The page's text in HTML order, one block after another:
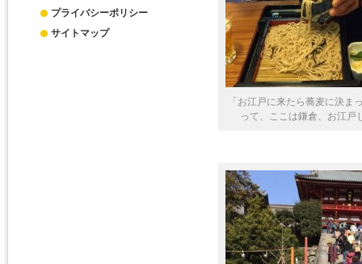
「お江戸に来たら蕎麦に決ま
って、ここは鎌倉、お江戸
プライバシーポリシー
サイトマップ